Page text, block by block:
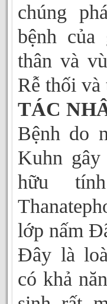
chúng
bệnh của
thân và
Rễ thối và
TÁC
Bệnh do
Kuhn
hữu
lớp nấm
Đây là
có khả